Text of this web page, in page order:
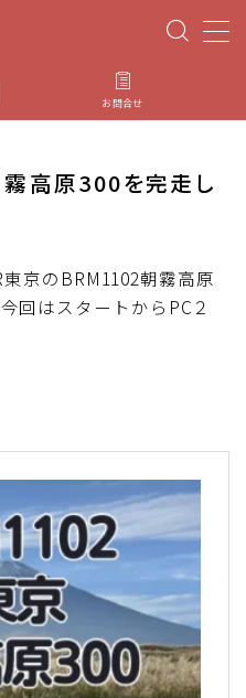
ズ
お問合せ
霧高原300を完走し
京のBRM1102朝霧高原
回はスタートからPC２